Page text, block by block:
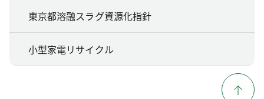
東京都溶融スラグ資源化指針
小型家電リサイクル